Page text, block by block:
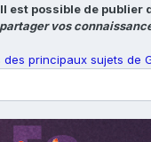
possible de
vos
des principaux sujets de